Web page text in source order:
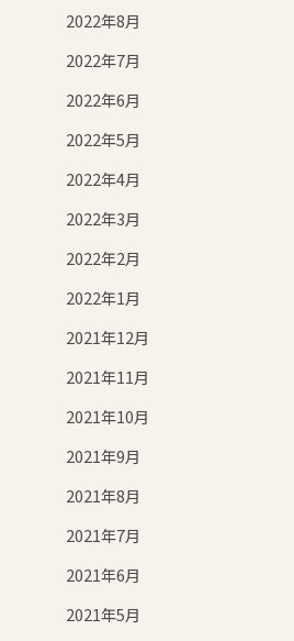
2022年8月
2022年7月
2022年6月
2022年5月
2022年4月
2022年3月
2022年2月
2022年1月
2021年12月
2021年11月
2021年10月
2021年9月
2021年8月
2021年7月
2021年6月
2021年5月